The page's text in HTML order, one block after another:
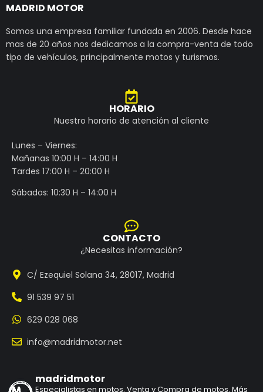
MADRID MOTOR
Somos una empresa familiar fundada en 2006. Desde hace
mas de 20 años nos dedicamos a la compra-venta de todo
tipo de vehículos, principalmente motos y turismos.
HORARIO
Nuestro horario de atención al cliente
Lunes – Viernes:
Mañanas 10:00 H – 14:00 H
Tardes 17:00 H – 20:00 H
Sábados: 10:30 H – 14:00 H
CONTACTO
¿Necesitas información?
C/ Ezequiel Solana 34, 28017, Madrid
91 539 97 51
629 028 068
info@madridmotor.net
madridmotor
Especialistas en motos. Venta y Compra de motos. Más